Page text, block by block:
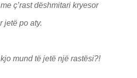
ç’rast dëshmitari kryesor
jetë po aty.
mund të jetë një rastësi?!